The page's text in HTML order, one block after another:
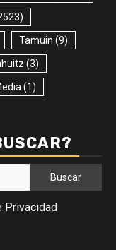
Tamuin (9)
(3)
(1)
Privacidad